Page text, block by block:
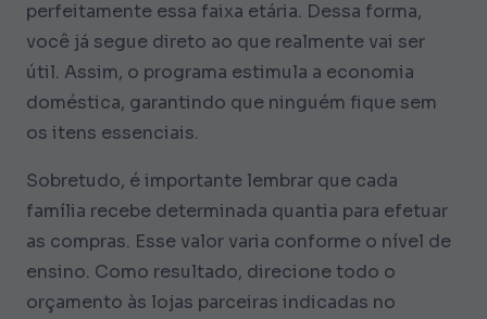
perfeitamente essa faixa etária. Dessa forma,
você já segue direto ao que realmente vai ser
útil. Assim, o programa estimula a economia
doméstica, garantindo que ninguém fique sem
os itens essenciais.
Sobretudo, é importante lembrar que cada
família recebe determinada quantia para efetuar
as compras. Esse valor varia conforme o nível de
ensino. Como resultado, direcione todo o
orçamento às lojas parceiras indicadas no